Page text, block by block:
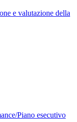
e valutazione della
Piano esecutivo